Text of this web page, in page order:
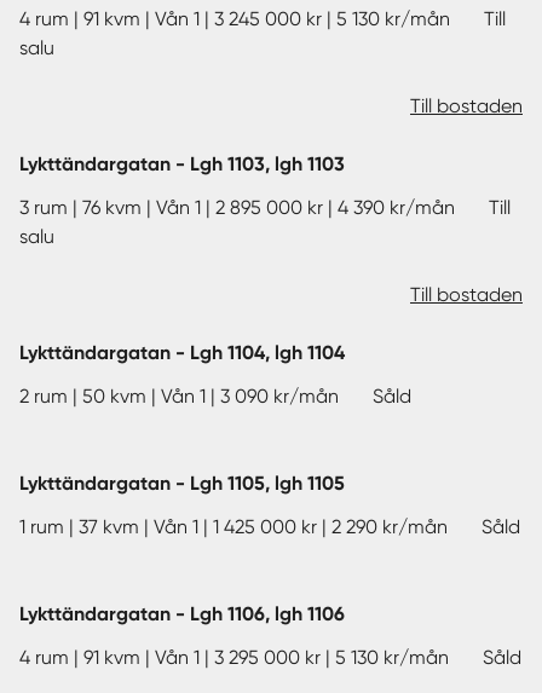
4 rum | 91 kvm | Vån 1 | 3 245 000 kr | 5 130 kr/mån Till
salu
Till bostaden
Lykttändargatan - Lgh 1103, lgh 1103
3 rum | 76 kvm | Vån 1 | 2 895 000 kr | 4 390 kr/mån Till
salu
Till bostaden
Lykttändargatan - Lgh 1104, lgh 1104
2 rum | 50 kvm | Vån 1 | 3 090 kr/mån Såld
Lykttändargatan - Lgh 1105, lgh 1105
1 rum | 37 kvm | Vån 1 | 1 425 000 kr | 2 290 kr/mån Såld
Lykttändargatan - Lgh 1106, lgh 1106
4 rum | 91 kvm | Vån 1 | 3 295 000 kr | 5 130 kr/mån Såld